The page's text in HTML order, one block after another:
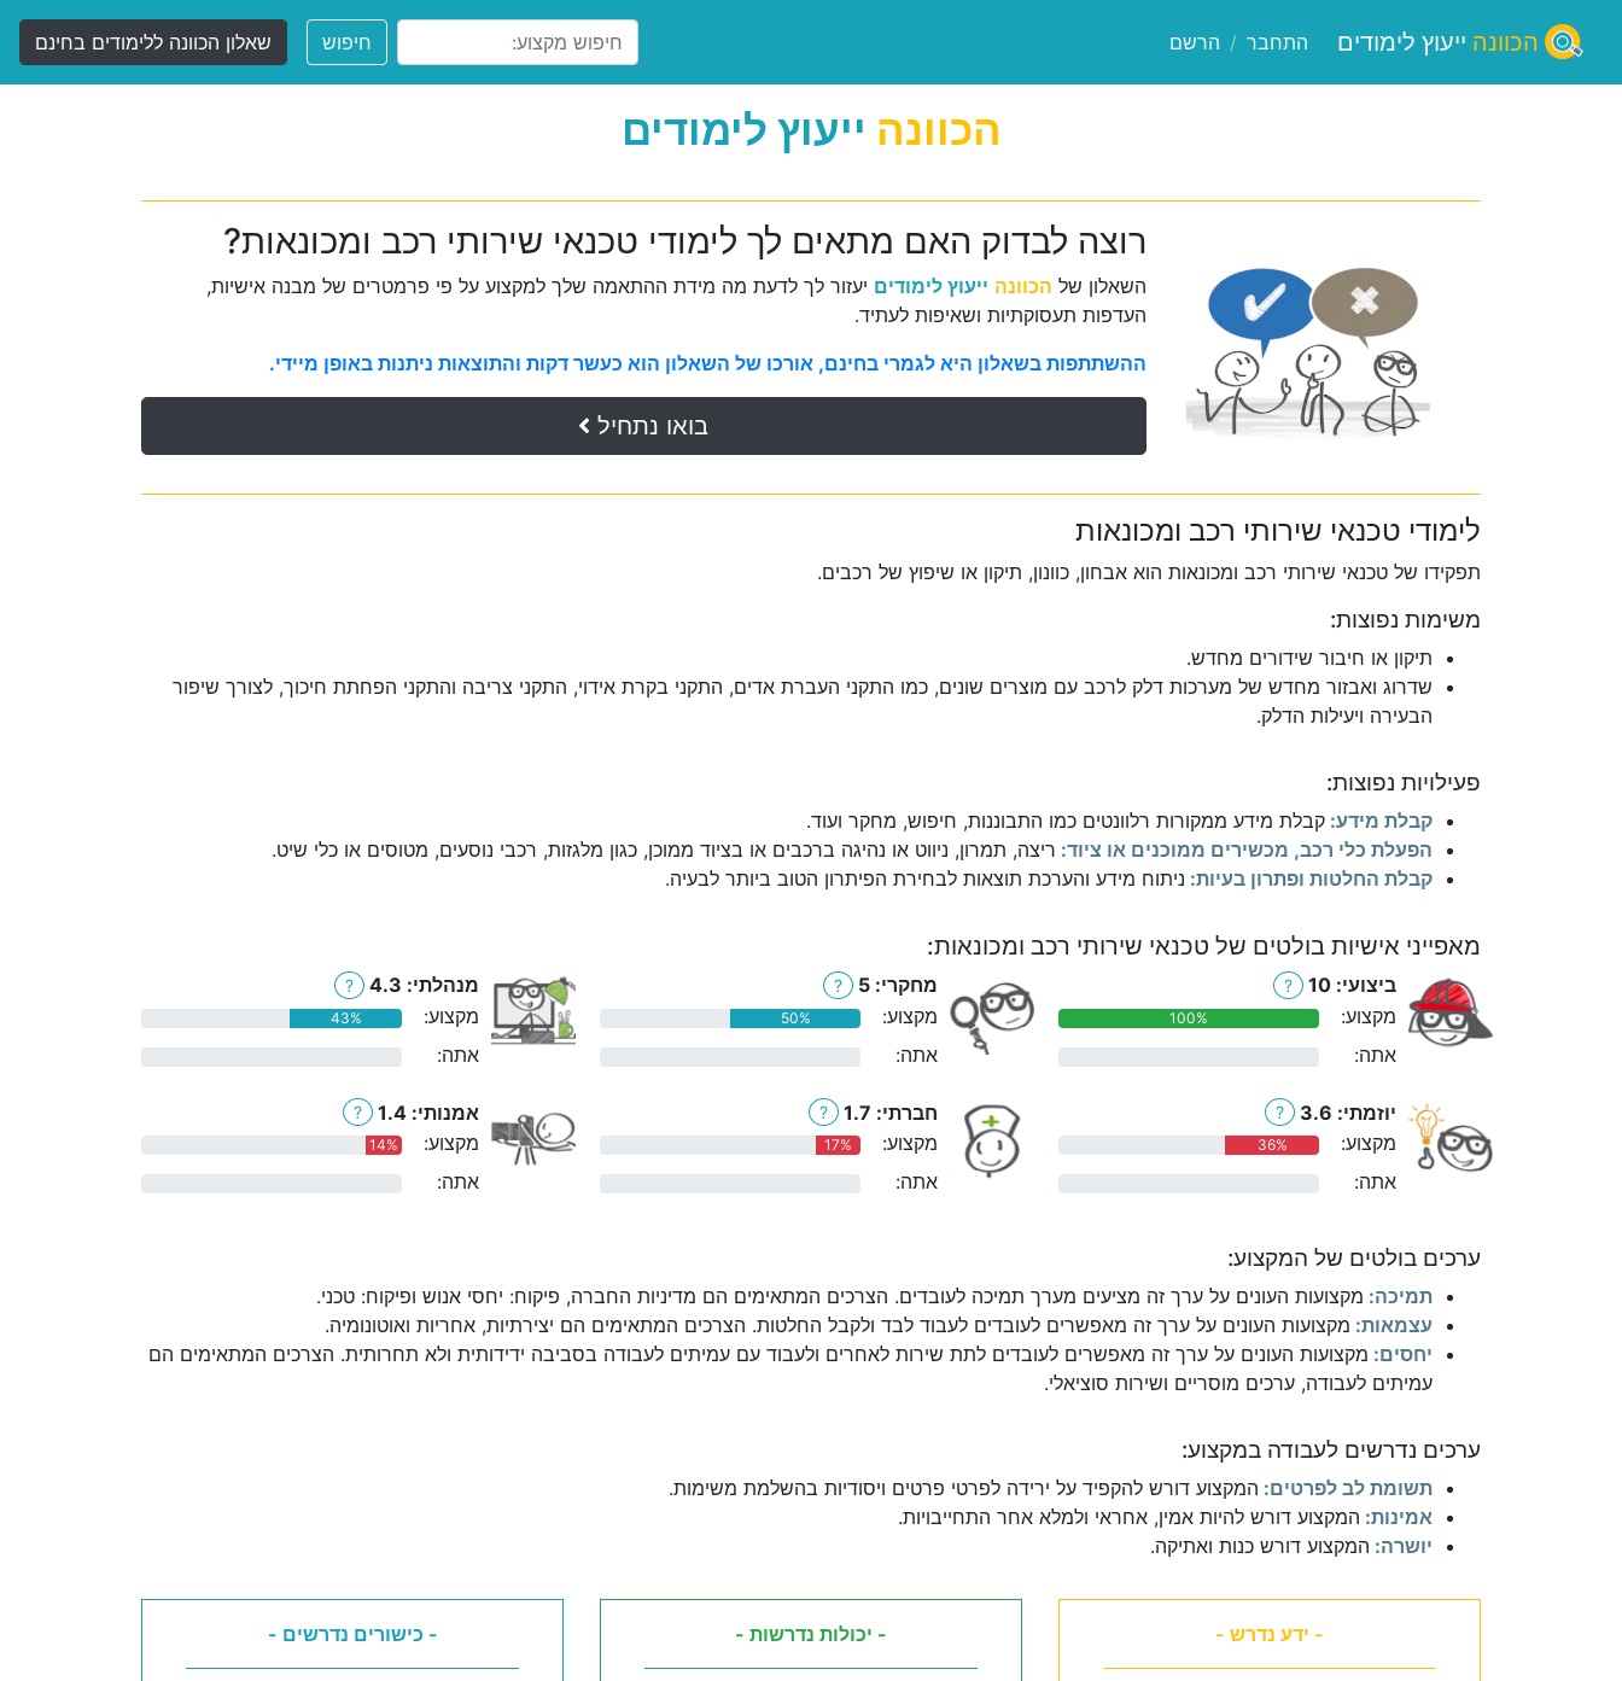
הכוונה ייעוץ לימודים התחבר / הרשם חיפוש שאלון הכוונה ללימודים בחינם
הכוונה ייעוץ לימודים
רוצה לבדוק האם מתאים לך לימודי טכנאי שירותי רכב ומכונאות?
השאלון של הכוונה ייעוץ לימודים יעזור לך לדעת מה מידת ההתאמה שלך למקצוע על פי פרמטרים של מבנה אישיות,
העדפות תעסוקתיות ושאיפות לעתיד.
ההשתתפות בשאלון היא לגמרי בחינם, אורכו של השאלון הוא כעשר דקות והתוצאות ניתנות באופן מיידי.
בואו נתחיל
לימודי טכנאי שירותי רכב ומכונאות
תפקידו של טכנאי שירותי רכב ומכונאות הוא אבחון, כוונון, תיקון או שיפוץ של רכבים.
משימות נפוצות:
תיקון או חיבור שידורים מחדש.
שדרוג ואבזור מחדש של מערכות דלק לרכב עם מוצרים שונים, כמו התקני העברת אדים, התקני בקרת אידוי, התקני צריבה והתקני הפחתת חיכוך, לצורך שיפור
הבעירה ויעילות הדלק.
פעילויות נפוצות:
קבלת מידע: קבלת מידע ממקורות רלוונטים כמו התבוננות, חיפוש, מחקר ועוד.
הפעלת כלי רכב, מכשירים ממוכנים או ציוד: ריצה, תמרון, ניווט או נהיגה ברכבים או בציוד ממוכן, כגון מלגזות, רכבי נוסעים, מטוסים או כלי שיט.
קבלת החלטות ופתרון בעיות: ניתוח מידע והערכת תוצאות לבחירת הפיתרון הטוב ביותר לבעיה.
מאפייני אישיות בולטים של טכנאי שירותי רכב ומכונאות:
ביצועי: 10 ?
מקצוע: 100%
אתה:
מחקרי: 5 ?
מקצוע: 50%
אתה:
מנהלתי: 4.3 ?
מקצוע: 43%
אתה:
יוזמתי: 3.6 ?
מקצוע: 36%
אתה:
חברתי: 1.7 ?
מקצוע: 17%
אתה:
אמנותי: 1.4 ?
מקצוע: 14%
אתה:
ערכים בולטים של המקצוע:
תמיכה: מקצועות העונים על ערך זה מציעים מערך תמיכה לעובדים. הצרכים המתאימים הם מדיניות החברה, פיקוח: יחסי אנוש ופיקוח: טכני.
עצמאות: מקצועות העונים על ערך זה מאפשרים לעובדים לעבוד לבד ולקבל החלטות. הצרכים המתאימים הם יצירתיות, אחריות ואוטונומיה.
יחסים: מקצועות העונים על ערך זה מאפשרים לעובדים לתת שירות לאחרים ולעבוד עם עמיתים לעבודה בסביבה ידידותית ולא תחרותית. הצרכים המתאימים הם
עמיתים לעבודה, ערכים מוסריים ושירות סוציאלי.
ערכים נדרשים לעבודה במקצוע:
תשומת לב לפרטים: המקצוע דורש להקפיד על ירידה לפרטי פרטים ויסודיות בהשלמת משימות.
אמינות: המקצוע דורש להיות אמין, אחראי ולמלא אחר התחייבויות.
יושרה: המקצוע דורש כנות ואתיקה.
- ידע נדרש - - יכולות נדרשות - - כישורים נדרשים -